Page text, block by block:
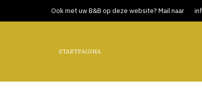
Ook met uw B&B op deze website? Mail naar
STARTPAGINA